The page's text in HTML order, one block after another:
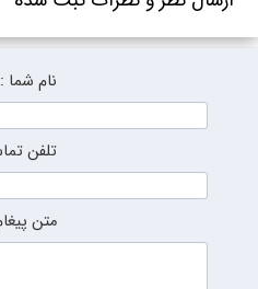
نام شما :
تلفن
متن